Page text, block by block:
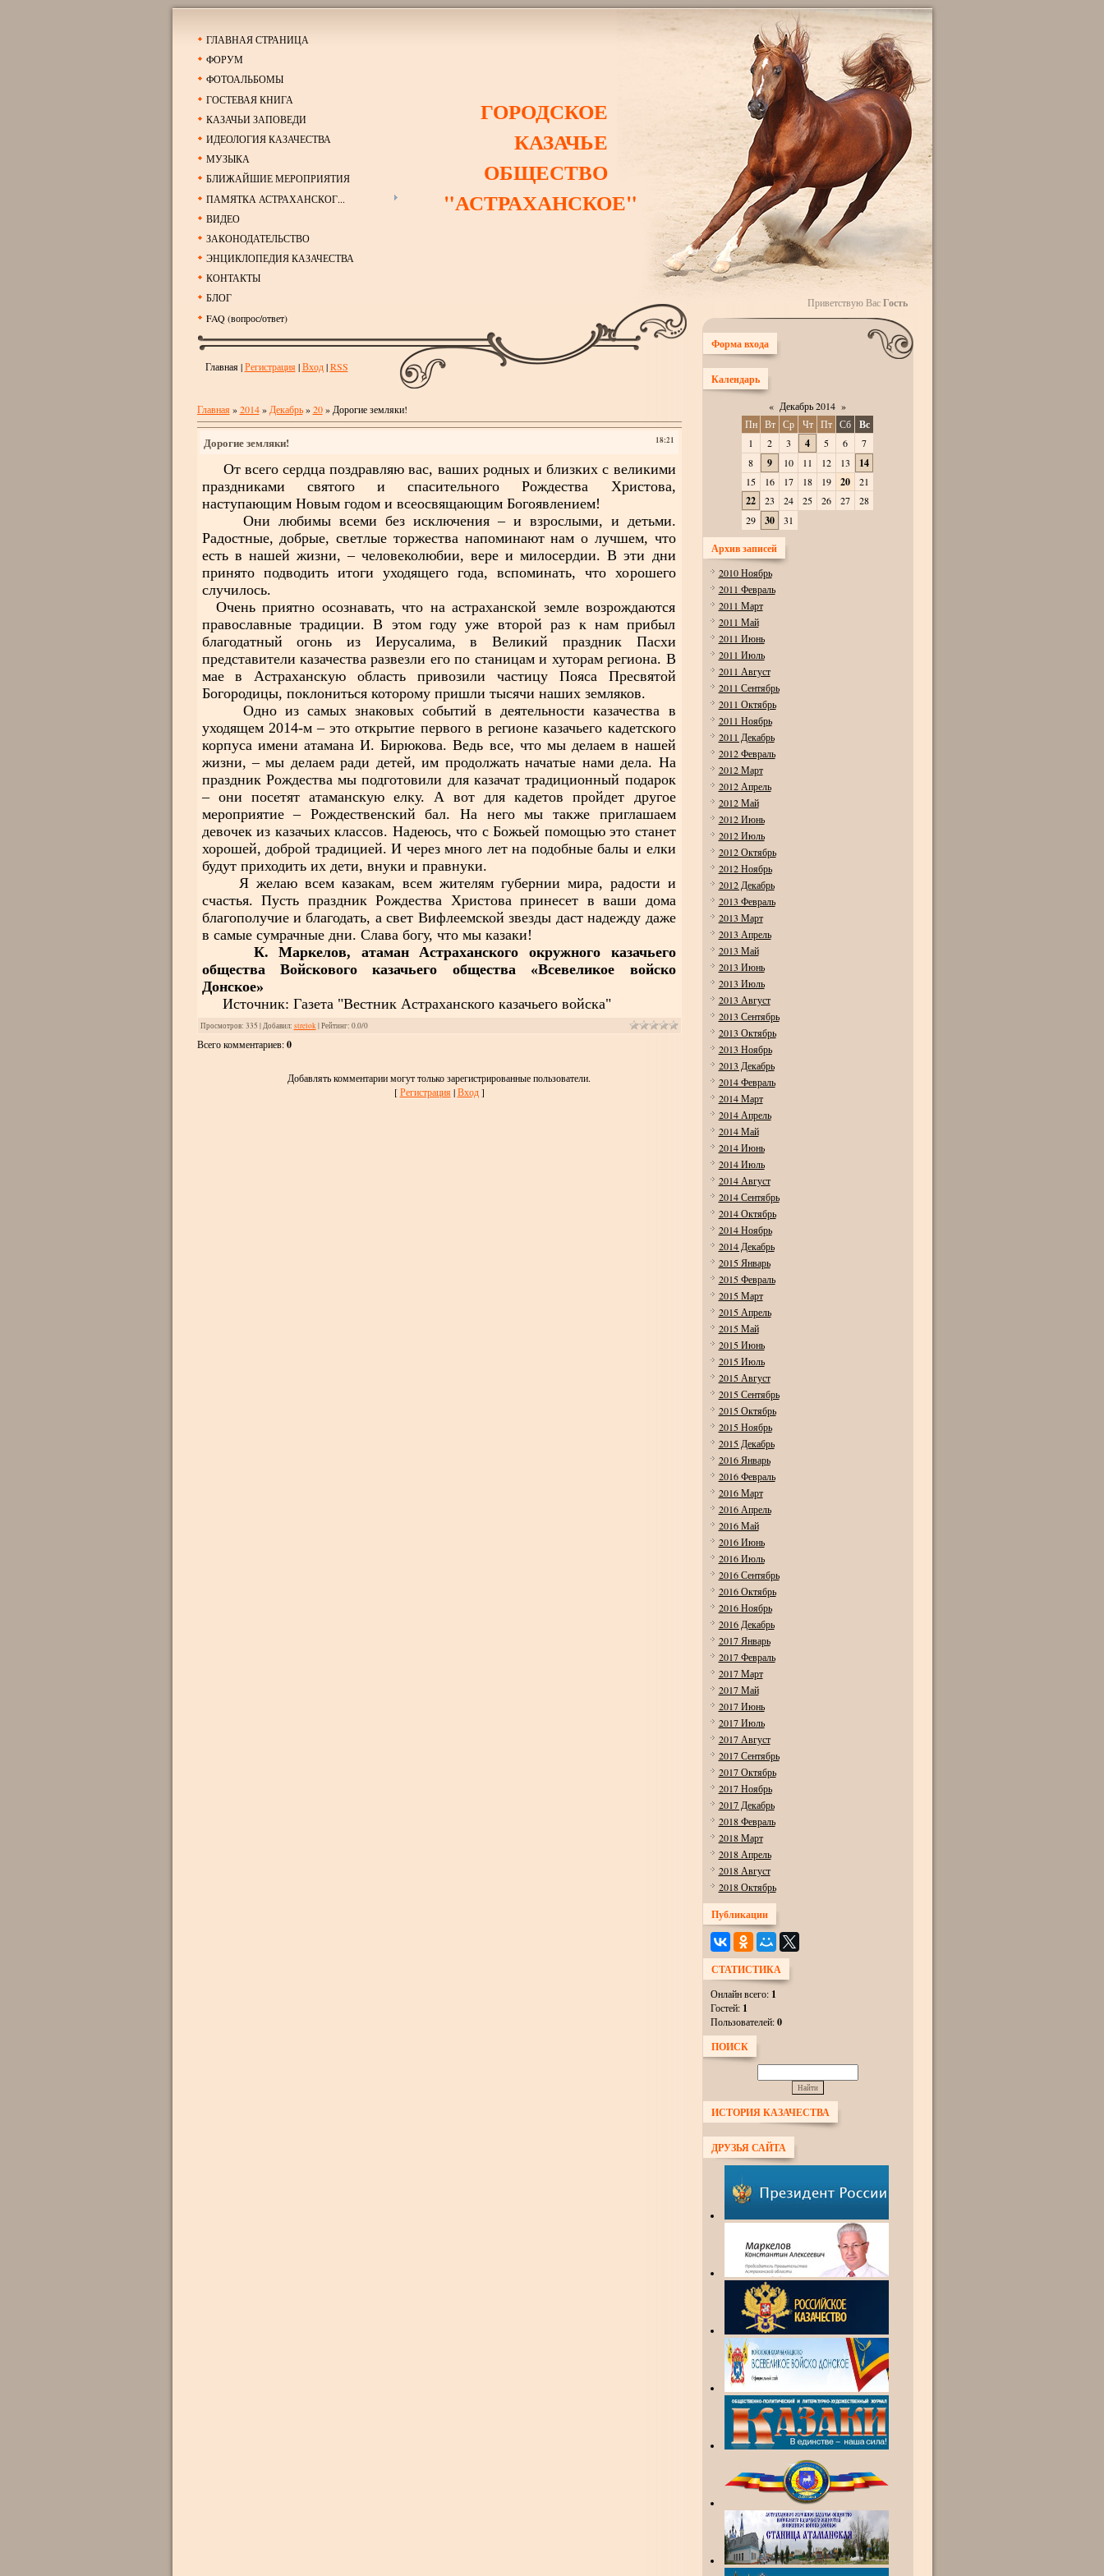
ГЛАВНАЯ СТРАНИЦА
ФОРУМ
ФОТОАЛЬБОМЫ
ГОСТЕВАЯ КНИГА
КАЗАЧЬИ ЗАПОВЕДИ
ИДЕОЛОГИЯ КАЗАЧЕСТВА
МУЗЫКА
БЛИЖАЙШИЕ МЕРОПРИЯТИЯ
ПАМЯТКА АСТРАХАНСКОГ...
ВИДЕО
ЗАКОНОДАТЕЛЬСТВО
ЭНЦИКЛОПЕДИЯ КАЗАЧЕСТВА
КОНТАКТЫ
БЛОГ
FAQ (вопрос/ответ)
ГОРОДСКОЕ
КАЗАЧЬЕ
ОБЩЕСТВО
"АСТРАХАНСКОЕ"
Главная|Регистрация |Вход|RSS
Главная »2014 » Декабрь » 20» Дорогие земляки!
18:21
Дорогие земляки!
От всего сердца поздравляю вас, ваших родных и близких с великими
праздниками святого и спасительного Рождества Христова,
наступающим Новым годом и всеосвящающим Богоявлением!
Они любимы всеми без исключения – и взрослыми, и детьми.
Радостные, добрые, светлые торжества напоминают нам о лучшем, что
есть в нашей жизни, – человеколюбии, вере и милосердии. В эти дни
принято подводить итоги уходящего года, вспоминать, что хорошего
случилось.
Очень приятно осознавать, что на астраханской земле возрождаются
православные традиции. В этом году уже второй раз к нам прибыл
благодатный огонь из Иерусалима, в Великий праздник Пасхи
представители казачества развезли его по станицам и хуторам региона. В
мае в Астраханскую область привозили частицу Пояса Пресвятой
Богородицы, поклониться которому пришли тысячи наших земляков.
Одно из самых знаковых событий в деятельности казачества в
уходящем 2014-м – это открытие первого в регионе казачьего кадетского
корпуса имени атамана И. Бирюкова. Ведь все, что мы делаем в нашей
жизни, – мы делаем ради детей, им продолжать начатые нами дела. На
праздник Рождества мы подготовили для казачат традиционный подарок
– они посетят атаманскую елку. А вот для кадетов пройдет другое
мероприятие – Рождественский бал. На него мы также приглашаем
девочек из казачьих классов. Надеюсь, что с Божьей помощью это станет
хорошей, доброй традицией. И через много лет на подобные балы и елки
будут приходить их дети, внуки и правнуки.
Я желаю всем казакам, всем жителям губернии мира, радости и
счастья. Пусть праздник Рождества Христова принесет в ваши дома
благополучие и благодать, а свет Вифлеемской звезды даст надежду даже
в самые сумрачные дни. Слава богу, что мы казаки!
К. Маркелов, атаман Астраханского окружного казачьего
общества Войскового казачьего общества «Всевеликое войско
Донское»
Источник: Газета "Вестник Астраханского казачьего войска"
Просмотров: 335 |Добавил: strelok|Рейтинг: 0.0/0
Всего комментариев:0
Добавлять комментарии могут только зарегистрированные пользователи.
[Регистрация |Вход]
Приветствую Вас Гость
Форма входа
Календарь
« Декабрь 2014 »
Пн Вт Ср Чт Пт Сб Вс
1 2 3 4 5 6
7
8
9 10 11 12 13 14
15 16 17 18 19 20 21
22 23 24 25 26 27
28
29
30 31
Архив записей
2010 Ноябрь
2011 Февраль
2011 Март
2011 Май
2011 Июнь
2011 Июль
2011 Август
2011 Сентябрь
2011 Октябрь
2011 Ноябрь
2011 Декабрь
2012 Февраль
2012 Март
2012 Апрель
2012 Май
2012 Июнь
2012 Июль
2012 Октябрь
2012 Ноябрь
2012 Декабрь
2013 Февраль
2013 Март
2013 Апрель
2013 Май
2013 Июнь
2013 Июль
2013 Август
2013 Сентябрь
2013 Октябрь
2013 Ноябрь
2013 Декабрь
2014 Февраль
2014 Март
2014 Апрель
2014 Май
2014 Июнь
2014 Июль
2014 Август
2014 Сентябрь
2014 Октябрь
2014 Ноябрь
2014 Декабрь
2015 Январь
2015 Февраль
2015 Март
2015 Апрель
2015 Май
2015 Июнь
2015 Июль
2015 Август
2015 Сентябрь
2015 Октябрь
2015 Ноябрь
2015 Декабрь
2016 Январь
2016 Февраль
2016 Март
2016 Апрель
2016 Май
2016 Июнь
2016 Июль
2016 Сентябрь
2016 Октябрь
2016 Ноябрь
2016 Декабрь
2017 Январь
2017 Февраль
2017 Март
2017 Май
2017 Июнь
2017 Июль
2017 Август
2017 Сентябрь
2017 Октябрь
2017 Ноябрь
2017 Декабрь
2018 Февраль
2018 Март
2018 Апрель
2018 Август
2018 Октябрь
Публикации
СТАТИСТИКА
Онлайн всего: 1
Гостей: 1
Пользователей:0
ПОИСК
ИСТОРИЯ КАЗАЧЕСТВА
ДРУЗЬЯ САЙТА